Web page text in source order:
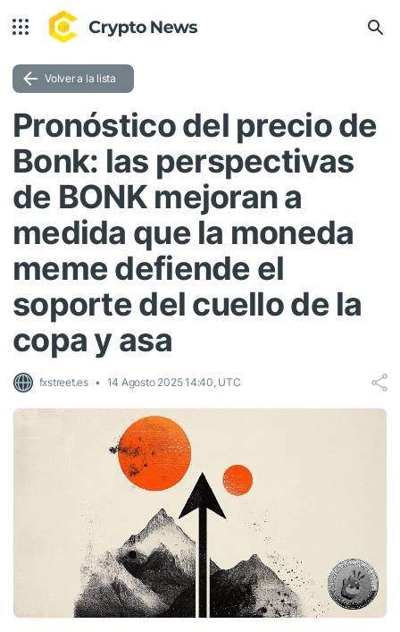
Volver a la lista
Pronóstico del precio de
Bonk: las perspectivas
de BONK mejoran a
medida que la moneda
meme defiende el
soporte del cuello de la
copa y asa
fxstreet.es 14 Agosto 2025 14:40, UTC